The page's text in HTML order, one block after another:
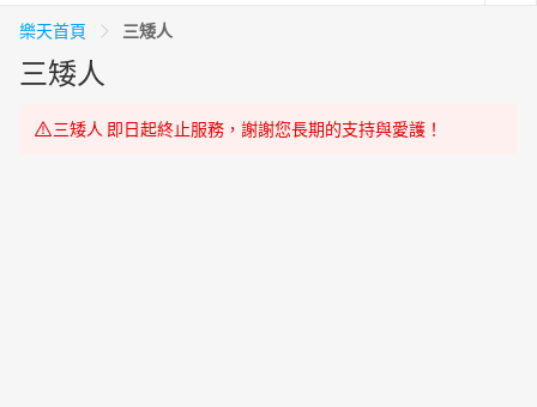
樂天首頁 三矮人
三矮人
三矮人 即日起終止服務，謝謝您長期的支持與愛護！